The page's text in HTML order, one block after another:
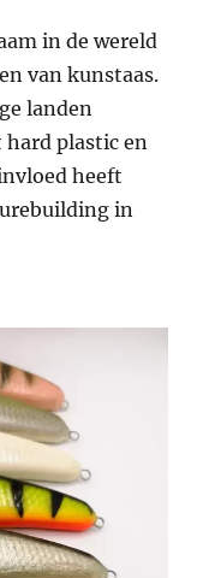
in de wereld
van kunstaas.
landen
plastic en
heeft
in